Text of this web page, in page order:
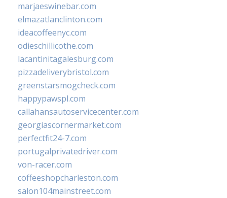
marjaeswinebar.com
elmazatlanclinton.com
ideacoffeenyc.com
odieschillicothe.com
lacantinitagalesburg.com
pizzadeliverybristol.com
greenstarsmogcheck.com
happypawspl.com
callahansautoservicecenter.com
georgiascornermarket.com
perfectfit24-7.com
portugalprivatedriver.com
von-racer.com
coffeeshopcharleston.com
salon104mainstreet.com